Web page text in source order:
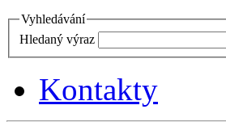
Vyhledávání
Hledaný výraz
Kontakty